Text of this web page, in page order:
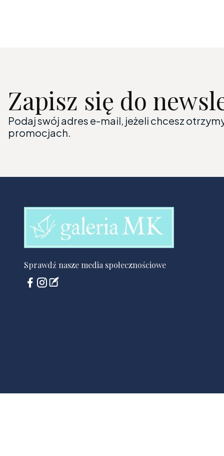
Zapisz się do
Podaj swój adres e-mail, jeżeli chcesz
promocjach.
Sprawdź nasze media społecznościowe